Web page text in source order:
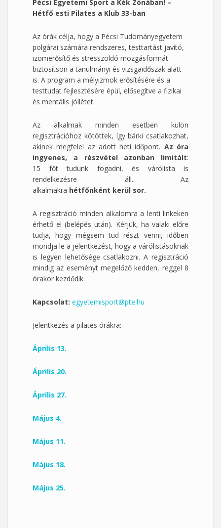
Pécsi Egyetemi Sport a Kék Zónában! –
Hétfő esti Pilates a Klub 33-ban
Az órák célja, hogy a Pécsi Tudományegyetem
polgárai számára rendszeres, testtartást javító,
izomerősítő és stresszoldó mozgásformát
biztosítson a tanulmányi és vizsgaidőszak alatt
is. A program a mélyizmok erősítésére és a
testtudat fejlesztésére épül, elősegítve a fizikai
és mentális jóllétet.
Az alkalmak minden esetben külön
regisztrációhoz kötöttek, így bárki csatlakozhat,
akinek megfelel az adott heti időpont. Az óra
ingyenes, a részvétel azonban limitált:
15 főt tudunk fogadni, és várólista is
rendelkezésre áll. Az
alkalmakra hétfőnként kerül sor.
A regisztráció minden alkalomra a lenti linkeken
érhető el (belépés után). Kérjük, ha valaki előre
tudja, hogy mégsem tud részt venni, időben
mondja le a jelentkezést, hogy a várólistásoknak
is legyen lehetősége csatlakozni. A regisztráció
mindig az eseményt megelőző kedden, reggel 8
órakor kezdődik.
Kapcsolat: egyetemisport@pte.hu
Jelentkezés a pilates órákra:
Április 13.
Április 20.
Április 27.
Május 4.
Május 11.
Május 18.
Május 25.